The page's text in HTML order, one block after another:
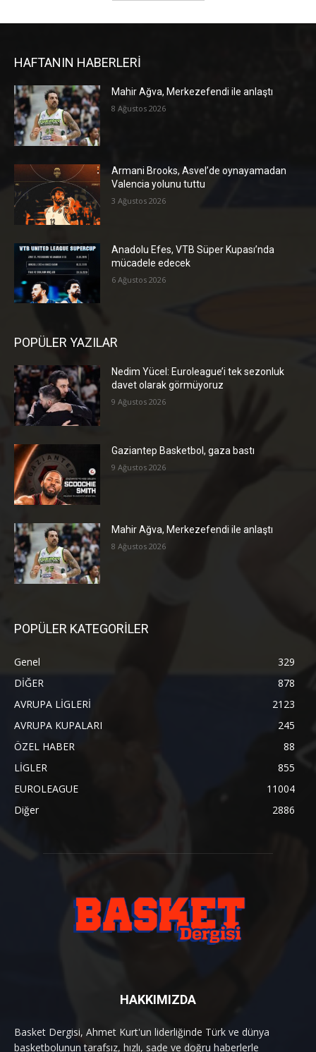
HAFTANIN HABERLERİ
Mahir Ağva, Merkezefendi ile anlaştı
8 Ağustos 2026
Armani Brooks, Asvel’de oynayamadan
Valencia yolunu tuttu
3 Ağustos 2026
Anadolu Efes, VTB Süper Kupası’nda
mücadele edecek
6 Ağustos 2026
POPÜLER YAZILAR
Nedim Yücel: Euroleague’i tek sezonluk
davet olarak görmüyoruz
9 Ağustos 2026
Gaziantep Basketbol, gaza bastı
9 Ağustos 2026
Mahir Ağva, Merkezefendi ile anlaştı
8 Ağustos 2026
POPÜLER KATEGORİLER
Genel
329
DİĞER
878
AVRUPA LİGLERİ
2123
AVRUPA KUPALARI
245
ÖZEL HABER
88
LİGLER
855
EUROLEAGUE
11004
Diğer
2886
HAKKIMIZDA
Basket Dergisi, Ahmet Kurt'un liderliğinde Türk ve dünya
basketbolunun tarafsız, hızlı, sade ve doğru haberlerle